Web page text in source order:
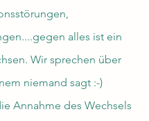
alles ist ein
Wir sprechen über
niemand sagt :-)
Annahme des Wechsels